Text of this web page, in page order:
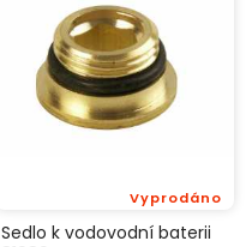
Sedlo k vodovodní baterii
Vyprodáno